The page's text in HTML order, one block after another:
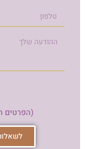
(הפרטים